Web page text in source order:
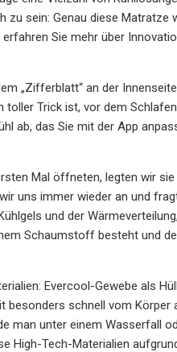
sein: Genau diese Matratze
Sie mehr über
„Zifferblatt“ an der
Trick ist, vor dem
ab, das Sie mit der App
Mal öffneten, legten wir
uns immer wieder an und
und der
Schaumstoff besteht und
Evercool-Gewebe als
besonders schnell vom
man unter einem Wasserfall
High-Tech-Materialien